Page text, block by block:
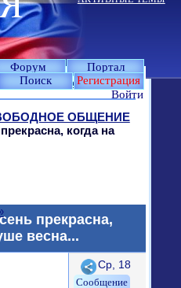
Форум
Портал
Поиск
Регистрация
Войти
илизарегистрируйтесь.
ОБЩЕНИЕ
когда на
прекрасна,
весна...
Поделиться
Ср, 18